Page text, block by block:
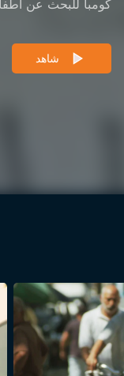
كومبا للبحث عن
شاهد